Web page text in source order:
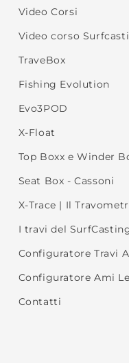
Video Corsi
Video corso
TraveBox
Fishing Evolution
Evo3POD
X-Float
Top Boxx e Winder
Seat Box - Cassoni
X-Trace | Il
I travi del
Configuratore Travi
Configuratore Ami
Contatti